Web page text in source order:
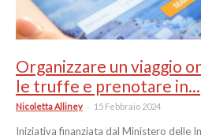
Organizzare un viaggio
le truffe e prenotare in...
Nicoletta Alliney - 15 Febbraio 2024
Iniziativa finanziata dal Ministero delle